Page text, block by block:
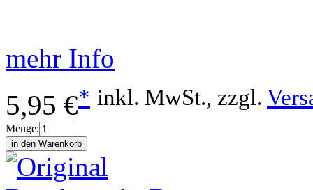
mehr Info
5,95 €* inkl. MwSt., zzgl.
Menge: